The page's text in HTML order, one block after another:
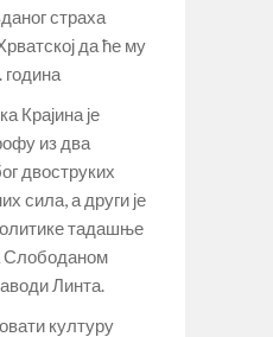
страха
да ће му
година
Крајина је
из два
двоструких
сила, а други је
тадашње
Слободаном
Линта.
културу